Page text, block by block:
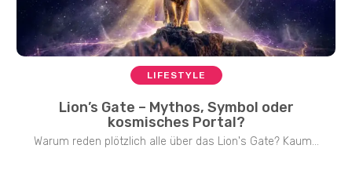
LIFESTYLE
Lion’s Gate – Mythos, Symbol oder
kosmisches Portal?
Warum reden plötzlich alle über das Lion's Gate? Kaum...